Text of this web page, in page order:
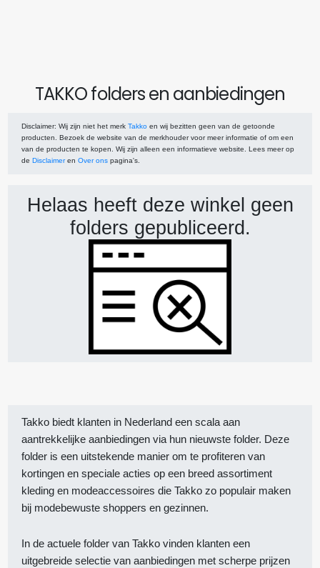
TAKKO folders en aanbiedingen
Disclaimer: Wij zijn niet het merk Takko en wij bezitten geen van de getoonde
producten. Bezoek de website van de merkhouder voor meer informatie of om een
van de producten te kopen. Wij zijn alleen een informatieve website. Lees meer op
de Disclaimeren Over ons pagina's.
Helaas heeft deze winkel geen
folders gepubliceerd.
Takko biedt klanten in Nederland een scala aan
aantrekkelijke aanbiedingen via hun nieuwste folder. Deze
folder is een uitstekende manier om te profiteren van
kortingen en speciale acties op een breed assortiment
kleding en modeaccessoires die Takko zo populair maken
bij modebewuste shoppers en gezinnen.
In de actuele folder van Takko vinden klanten een
uitgebreide selectie van aanbiedingen met scherpe prijzen